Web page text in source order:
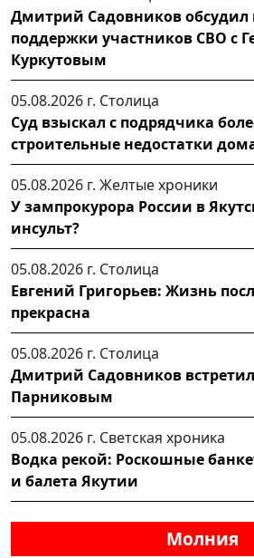
Дмитрий Садовников обсудил
поддержки участников СВО с
Куркутовым
05.08.2026 г. Столица
Суд взыскал с подрядчика
строительные недостатки
05.08.2026 г. Желтые хроники
У зампрокурора России в
инсульт?
05.08.2026 г. Столица
Евгений Григорьев: Жизнь
прекрасна
05.08.2026 г. Столица
Дмитрий Садовников
Парниковым
05.08.2026 г. Светская хроника
Водка рекой: Роскошные
и балета Якутии
Молния